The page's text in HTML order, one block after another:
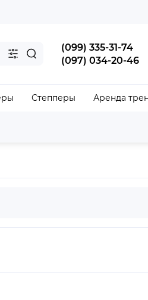
(099) 335-31-74
(097) 034-20-46
Степперы Аренда